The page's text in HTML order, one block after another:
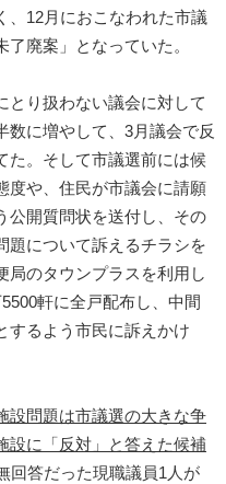
、12月におこなわれた市議
廃案」となっていた。
り扱わない議会に対して
数に増やして、3月議会で反
た。そして市議選前には候
度や、住民が市議会に請願
公開質問状を送付し、その
題について訴えるチラシを
局のタウンプラスを利用し
軒に全戸配布し、中間
するよう市民に訴えかけ
設問題は市議選の大きな争
設に「反対」と答えた候補
回答だった現職議員1人が